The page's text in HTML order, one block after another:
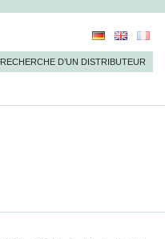
RECHERCHE D’UN DISTRIBUTEUR